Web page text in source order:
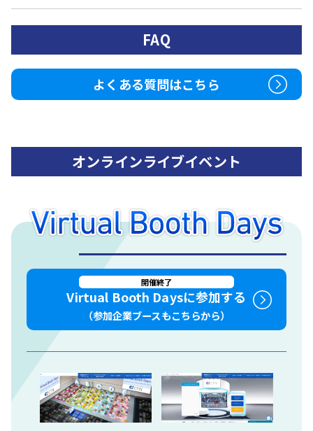
FAQ
よくある質問はこちら
オンラインライブイベント
開催終了
Virtual Booth Daysに参加する
（参加企業ブースもこちらから）